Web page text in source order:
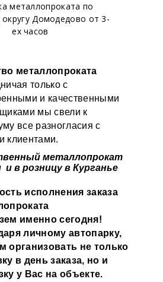
металлопроката по
округу Домодедово от 3-
ех часов
металлопроката
только с
и качественными
мы свели к
все разногласия с
клиентами.
металлопрокат
в розницу в Курганье
исполнения заказа
именно сегодня!
личному автопарку,
организовать не только
в день заказа, но и
у Вас на объекте.